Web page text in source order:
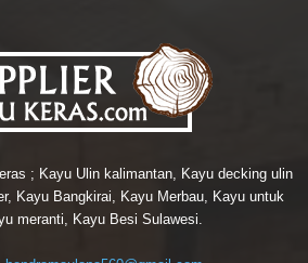
; Kayu Ulin kalimantan, Kayu decking ulin
Kayu Bangkirai, Kayu Merbau, Kayu untuk
meranti, Kayu Besi Sulawesi.